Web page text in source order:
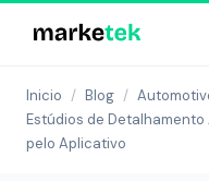
Inicio / Blog /
Estúdios de Detalhamento
pelo Aplicativo